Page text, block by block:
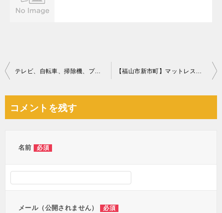
投
ビ
テレビ、自転車、掃除機、プリンター、ヒーター、顕微鏡等の回収 【福山市新市町】マットレス付きセミダブルベッドの回収・処分ご依頼
コメントを残す
名前 必須
メール（公開されません） 必須